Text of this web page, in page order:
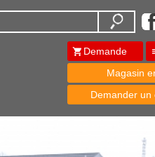
Demande
Magasin
Demander un